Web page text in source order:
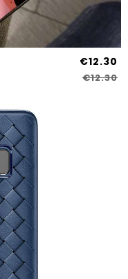
€12.30
€12.30